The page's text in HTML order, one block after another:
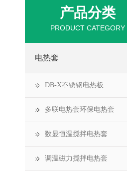
产品分类
PRODUCT CATEGORY
电热套
DB-X不锈钢电热板
多联电热套环保电热套
数显恒温搅拌电热套
调温磁力搅拌电热套